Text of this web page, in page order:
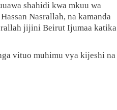
shahidi kwa mkuu wa
Nasrallah, na kamanda
jijini Beirut Ijumaa katika
vituo muhimu vya kijeshi na